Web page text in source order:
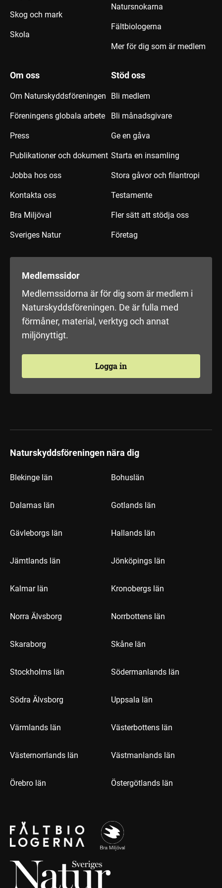
Skog och mark
Skola
Natursnokarna
Fältbiologerna
Mer för dig som är medlem
Om oss
Om Naturskyddsföreningen
Föreningens globala arbete
Press
Publikationer och dokument
Jobba hos oss
Kontakta oss
Bra Miljöval
Sveriges Natur
Stöd oss
Bli medlem
Bli månadsgivare
Ge en gåva
Starta en insamling
Stora gåvor och filantropi
Testamente
Fler sätt att stödja oss
Företag
Medlemssidor
Medlemssidorna är för dig som är medlem i
Naturskyddsföreningen. De är fulla med
förmåner, material, verktyg och annat
miljönyttigt.
Logga in
Naturskyddsföreningen nära dig
Blekinge län Bohuslän
Dalarnas län Gotlands län
Gävleborgs län Hallands län
Jämtlands län Jönköpings län
Kalmar län Kronobergs län
Norra Älvsborg Norrbottens län
Skaraborg Skåne län
Stockholms län Södermanlands län
Södra Älvsborg Uppsala län
Värmlands län Västerbottens län
Västernorrlands län Västmanlands län
Örebro län Östergötlands län